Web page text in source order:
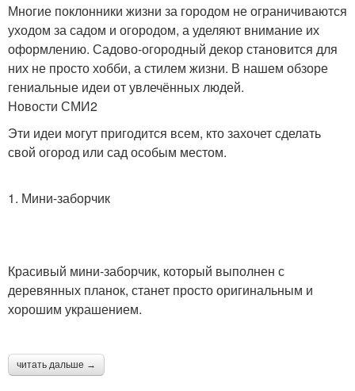
Многие поклонники жизни за городом не ограничиваются
уходом за садом и огородом, а уделяют внимание их
оформлению. Садово-огородный декор становится для
них не просто хобби, а стилем жизни. В нашем обзоре
гениальные идеи от увлечённых людей.
Новости СМИ2
Эти идеи могут пригодится всем, кто захочет сделать
свой огород или сад особым местом.
1. Мини-заборчик
Красивый мини-заборчик, который выполнен с
деревянных планок, станет просто оригинальным и
хорошим украшением.
читать дальше →